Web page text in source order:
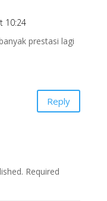
10:24
prestasi lagi
Reply
Required